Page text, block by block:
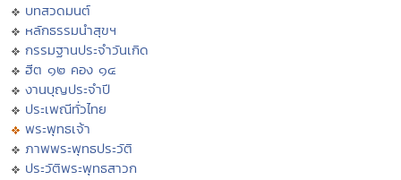
บทสวดมนต์
หลักธรรมนำสุขฯ
กรรมฐานประจำวันเกิด
ฮีต ๑๒ คอง ๑๔
งานบุญประจำปี
ประเพณีทั่วไทย
พระพุทธเจ้า
ภาพพระพุทธประวัติ
ประวัติพระพุทธสาวก